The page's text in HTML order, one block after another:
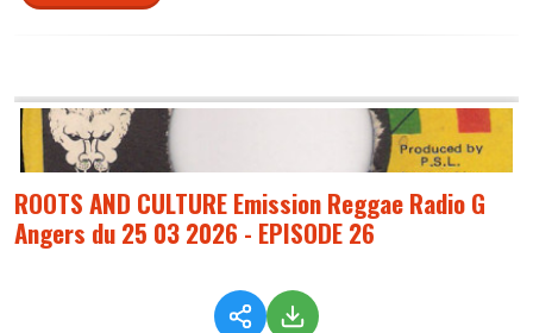
ROOTS AND CULTURE Emission Reggae Radio G
Angers du 25 03 2026 - EPISODE 26